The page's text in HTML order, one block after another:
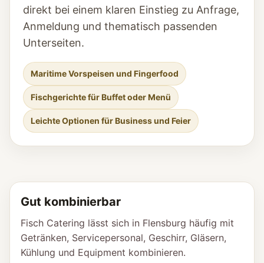
direkt bei einem klaren Einstieg zu Anfrage,
Anmeldung und thematisch passenden
Unterseiten.
Maritime Vorspeisen und Fingerfood
Fischgerichte für Buffet oder Menü
Leichte Optionen für Business und Feier
Gut kombinierbar
Fisch Catering lässt sich in Flensburg häufig mit
Getränken, Servicepersonal, Geschirr, Gläsern,
Kühlung und Equipment kombinieren.